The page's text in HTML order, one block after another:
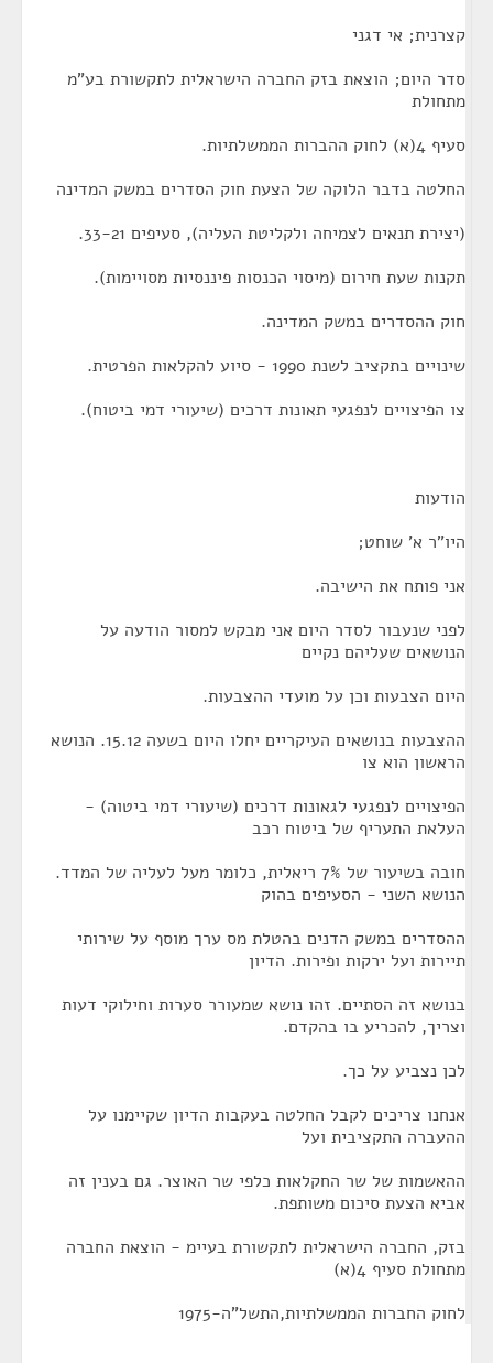
קצרנית; אי דגני
סדר היום; הוצאת בזק החברה הישראלית לתקשורת בע"מ
מתחולת
סעיף 4(א) לחוק ההברות הממשלתיות.
החלטה בדבר הלוקה של הצעת חוק הסדרים במשק המדינה
(יצירת תנאים לצמיחה ולקליטת העליה), סעיפים 33-21.
תקנות שעת חירום (מיסוי הכנסות פיננסיות מסויימות).
חוק ההסדרים במשק המדינה.
שינויים בתקציב לשנת 1990 - סיוע להקלאות הפרטית.
צו הפיצויים לנפגעי תאונות דרכים (שיעורי דמי ביטוח).
הודעות
היו"ר א' שוחט;
אני פותח את הישיבה.
לפני שנעבור לסדר היום אני מבקש למסור הודעה על
הנושאים שעליהם נקיים
היום הצבעות וכן על מועדי ההצבעות.
ההצבעות בנושאים העיקריים יחלו היום בשעה 15.12. הנושא
הראשון הוא צו
הפיצויים לנפגעי לגאונות דרכים (שיעורי דמי ביטוה) -
העלאת התעריף של ביטוח רכב
חובה בשיעור של 7% ריאלית, כלומר מעל לעליה של המדד.
הנושא השני - הסעיפים בהוק
ההסדרים במשק הדנים בהטלת מס ערך מוסף על שירותי
תיירות ועל ירקות ופירות. הדיון
בנושא זה הסתיים. זהו נושא שמעורר סערות וחילוקי דעות
וצריך, להכריע בו בהקדם.
לכן נצביע על כך.
אנחנו צריכים לקבל החלטה בעקבות הדיון שקיימנו על
ההעברה התקציבית ועל
ההאשמות של שר החקלאות כלפי שר האוצר. גם בענין זה
אביא הצעת סיכום משותפת.
בזק, החברה הישראלית לתקשורת בעיימ - הוצאת החברה
מתחולת סעיף 4(א)
לחוק החברות הממשלתיות,התשל"ה-1975